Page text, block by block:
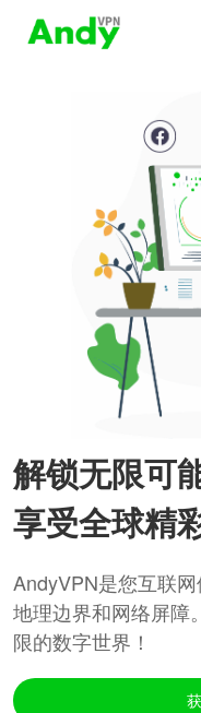
解锁无限可
享受全球精
AndyVPN是您互联
地理边界和网络屏障
限的数字世界！